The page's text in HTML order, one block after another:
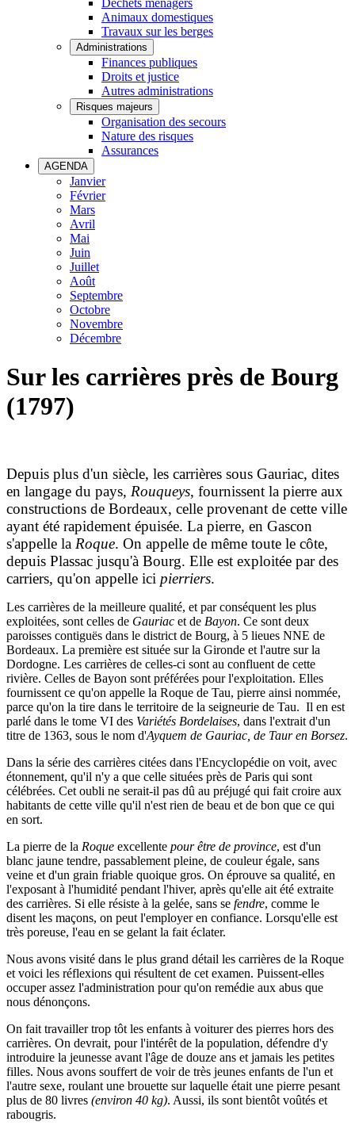
Déchets ménagers
Animaux domestiques
Travaux sur les berges
Administrations
Finances publiques
Droits et justice
Autres administrations
Risques majeurs
Organisation des secours
Nature des risques
Assurances
AGENDA
Janvier
Février
Mars
Avril
Mai
Juin
Juillet
Août
Septembre
Octobre
Novembre
Décembre
Sur les carrières près de Bourg
(1797)
Depuis plus d'un siècle, les carrières sous Gauriac, dites
en langage du pays, Rouqueys, fournissent la pierre aux
constructions de Bordeaux, celle provenant de cette ville
ayant été rapidement épuisée. La pierre, en Gascon
s'appelle la Roque. On appelle de même toute le côte,
depuis Plassac jusqu'à Bourg. Elle est exploitée par des
carriers, qu'on appelle ici pierriers.
Les carrières de la meilleure qualité, et par conséquent les plus
exploitées, sont celles de Gauriac et de Bayon. Ce sont deux
paroisses contiguës dans le district de Bourg, à 5 lieues NNE de
Bordeaux. La première est située sur la Gironde et l'autre sur la
Dordogne. Les carrières de celles-ci sont au confluent de cette
rivière. Celles de Bayon sont préférées pour l'exploitation. Elles
fournissent ce qu'on appelle la Roque de Tau, pierre ainsi nommée,
parce qu'on la tire dans le territoire de la seigneurie de Tau. Il en est
parlé dans le tome VI des Variétés Bordelaises, dans l'extrait d'un
titre de 1363, sous le nom d'Ayquem de Gauriac, de Taur en Borsez.
Dans la série des carrières citées dans l'Encyclopédie on voit, avec
étonnement, qu'il n'y a que celle situées près de Paris qui sont
célébrées. Cet oubli ne serait-il pas dû au préjugé qui fait croire aux
habitants de cette ville qu'il n'est rien de beau et de bon que ce qui
en sort.
La pierre de la Roque excellente pour être de province, est d'un
blanc jaune tendre, passablement pleine, de couleur égale, sans
veine et d'un grain friable quoique gros. On éprouve sa qualité, en
l'exposant à l'humidité pendant l'hiver, après qu'elle ait été extraite
des carrières. Si elle résiste à la gelée, sans se fendre, comme le
disent les maçons, on peut l'employer en confiance. Lorsqu'elle est
très poreuse, l'eau en se gelant la fait éclater.
Nous avons visité dans le plus grand détail les carrières de la Roque
et voici les réflexions qui résultent de cet examen. Puissent-elles
occuper assez l'administration pour qu'on remédie aux abus que
nous dénonçons.
On fait travailler trop tôt les enfants à voiturer des pierres hors des
carrières. On devrait, pour l'intérêt de la population, défendre d'y
introduire la jeunesse avant l'âge de douze ans et jamais les petites
filles. Nous avons souffert de voir de très jeunes enfants de l'un et
l'autre sexe, roulant une brouette sur laquelle était une pierre pesant
plus de 80 livres (environ 40 kg). Aussi, ils sont bientôt voûtés et
rabougris.